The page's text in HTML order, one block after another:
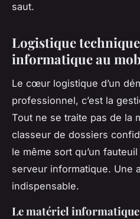
saut.
Logistique
informatique au
Le cœur logistique d’un
professionnel, c’est la
Tout ne se traite pas de la
classeur de dossiers
le même sort qu’un
serveur informatique. Une
indispensable.
Le matériel